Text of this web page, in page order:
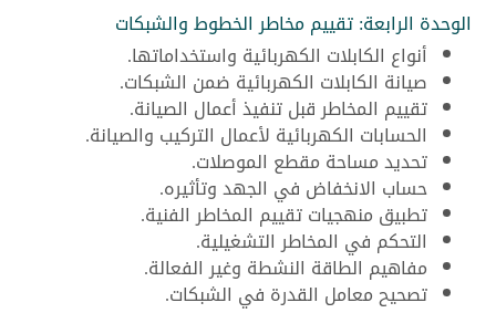
الوحدة الرابعة: تقييم مخاطر الخطوط والشبكات
أنواع الكابلات الكهربائية واستخداماتها.
صيانة الكابلات الكهربائية ضمن الشبكات.
تقييم المخاطر قبل تنفيذ أعمال الصيانة.
الحسابات الكهربائية لأعمال التركيب والصيانة.
تحديد مساحة مقطع الموصلات.
حساب الانخفاض في الجهد وتأثيره.
تطبيق منهجيات تقييم المخاطر الفنية.
التحكم في المخاطر التشغيلية.
مفاهيم الطاقة النشطة وغير الفعالة.
تصحيح معامل القدرة في الشبكات.